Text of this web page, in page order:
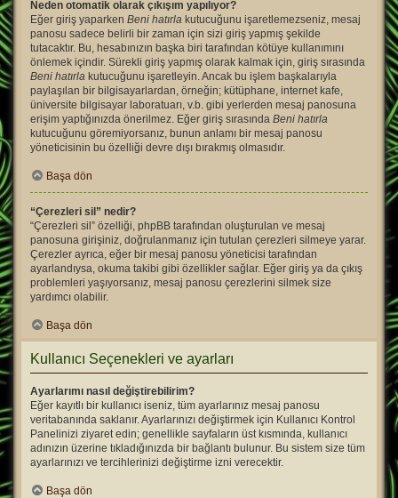
Neden otomatik olarak çıkışım yapılıyor?
Eğer giriş yaparken Beni hatırla kutucuğunu işaretlemezseniz, mesaj
panosu sadece belirli bir zaman için sizi giriş yapmış şekilde
tutacaktır. Bu, hesabınızın başka biri tarafından kötüye kullanımını
önlemek içindir. Sürekli giriş yapmış olarak kalmak için, giriş sırasında
Beni hatırla kutucuğunu işaretleyin. Ancak bu işlem başkalarıyla
paylaşılan bir bilgisayarlardan, örneğin; kütüphane, internet kafe,
üniversite bilgisayar laboratuarı, v.b. gibi yerlerden mesaj panosuna
erişim yaptığınızda önerilmez. Eğer giriş sırasında Beni hatırla
kutucuğunu göremiyorsanız, bunun anlamı bir mesaj panosu
yöneticisinin bu özelliği devre dışı bırakmış olmasıdır.
Başa dön
“Çerezleri sil” nedir?
“Çerezleri sil” özelliği, phpBB tarafından oluşturulan ve mesaj
panosuna girişiniz, doğrulanmanız için tutulan çerezleri silmeye yarar.
Çerezler ayrıca, eğer bir mesaj panosu yöneticisi tarafından
ayarlandıysa, okuma takibi gibi özellikler sağlar. Eğer giriş ya da çıkış
problemleri yaşıyorsanız, mesaj panosu çerezlerini silmek size
yardımcı olabilir.
Başa dön
Kullanıcı Seçenekleri ve ayarları
Ayarlarımı nasıl değiştirebilirim?
Eğer kayıtlı bir kullanıcı iseniz, tüm ayarlarınız mesaj panosu
veritabanında saklanır. Ayarlarınızı değiştirmek için Kullanıcı Kontrol
Panelinizi ziyaret edin; genellikle sayfaların üst kısmında, kullanıcı
adınızın üzerine tıkladığınızda bir bağlantı bulunur. Bu sistem size tüm
ayarlarınızı ve tercihlerinizi değiştirme izni verecektir.
Başa dön